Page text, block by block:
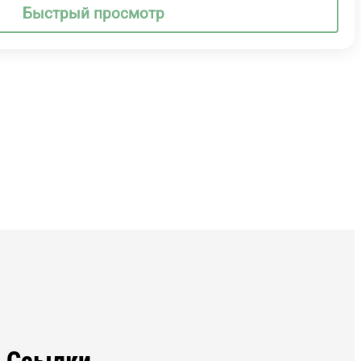
Быстрый просмотр